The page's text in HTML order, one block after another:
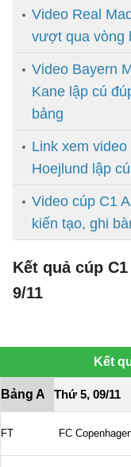
Video Real
vượt qua vòng
Video Bayern
Kane lập cú
bảng
Link xem
Hoejlund lập
Video cúp C1
kiến tạo, ghi
Kết quả cúp
9/11